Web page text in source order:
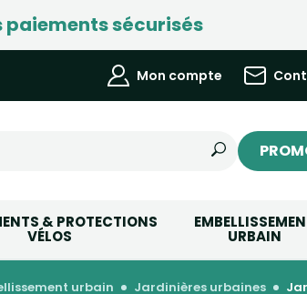
paiements sécurisés
Mon compte
& PROTECTIONS
VÉLOS URBAIN
urbain jardinières urbaines